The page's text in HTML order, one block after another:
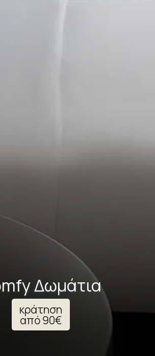
Δωμάτια
κράτηση
από90€